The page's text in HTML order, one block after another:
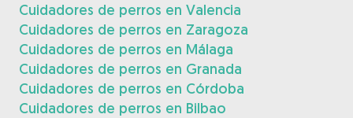
Cuidadores de perros en Valencia
Cuidadores de perros en Zaragoza
Cuidadores de perros en Málaga
Cuidadores de perros en Granada
Cuidadores de perros en Córdoba
Cuidadores de perros en Bilbao